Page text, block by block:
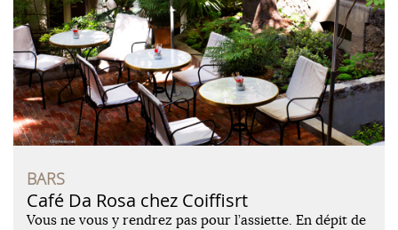
BARS
Café Da Rosa chez Coiffisrt
Vous ne vous y rendrez pas pour l’assiette. En dépit de